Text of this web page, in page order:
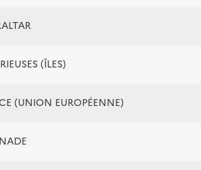
(ÎLES)
(UNION EUROPÉENNE)